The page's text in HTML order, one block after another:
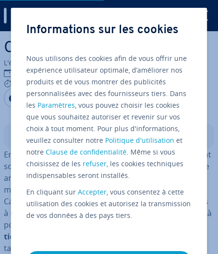
Aller au contenu principal
Calculer la médiane
L'équipe édi­to­riale IONOS
05/01/2022
6 mins
Partager sur Facebook
Partager sur Twitter
Partager sur LinkedIn
Sommaire
En sta­tis­tiques, les grands volumes de données ne sont
souvent évo­ca­teurs qu’à l’issue d’un trai­te­ment et d’une
analyse ap­pro­priés après leur collecte. Le calcul de la
médiane est une com­po­sante im­por­tante du procédé.
Car en calculant la médiane, vous réduisez vos données
à une ou à quelques de valeurs de mesure, de manière à
pouvoir
tions complexes
tables et de dia­grammes. Nous vous ex­pli­quons pas à
Informations sur les cookies
Nous utilisons des cookies afin de vous offrir une
expérience utilisateur optimale, d’améliorer nos
produits et de vous montrer des publicités
personnalisées avec des fournisseurs tiers. Dans
les Paramètres, vous pouvez choisir les cookies
que vous souhaitez autoriser et revenir sur vos
choix à tout moment. Pour plus d'informations,
veuillez consulter notre Politique d'utilisation et
notreClause de confidentialité. Même si vous
choisissez de les refuser, les cookies techniques
indispensables seront installés.
En cliquant surAccepter, vous consentez à cette
utilisation des cookies et autorisez la transmission
de vos données à des pays tiers.